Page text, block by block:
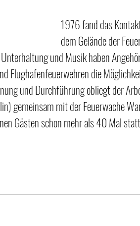
1976 fand das
dem Gelände der
und Musik haben
Flughafenfeuerwehren die
und Durchführung obliegt der
gemeinsam mit der Feuerwache
Gästen schon mehr als 40 Mal